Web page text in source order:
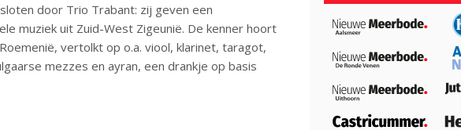
door Trio Trabant: zij geven een
muziek uit Zuid-West Zigeunië. De kenner hoort
vertolkt op o.a. viool, klarinet, taragot,
mezzes en ayran, een drankje op basis